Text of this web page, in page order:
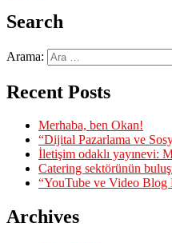
Search
Arama:
Recent Posts
Merhaba, ben Okan!
“Dijital Pazarlama ve
İletişim odaklı yayınevi:
Catering sektörünün
“YouTube ve Video Blog
Archives